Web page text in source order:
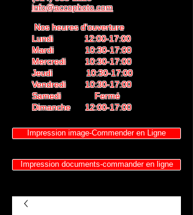
info@accophoto.com
Nos heures d'ouverture
Lundi 12:00-17:00
Mardi 10:30-17:00
Mercredi 10:30-17:00
Jeudi 10:30-17:00
Vendredi 10:30-17:00
Samedi Fermé
Dimanche 12:00-17:00
Impression image-Commender en Ligne
Impression documents-commander en ligne